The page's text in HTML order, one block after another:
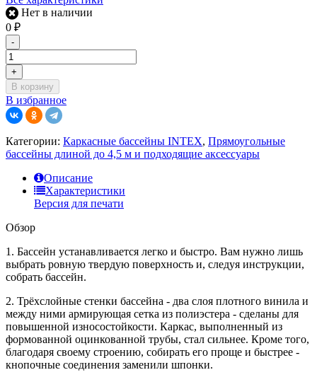
Нет в наличии
0 ₽
-
+
В корзину
В избранное
Категории: Каркасные бассейны INTEX, Прямоугольные
бассейны длиной до 4,5 м и подходящие аксессуары
Описание
Характеристики
Версия для печати
Обзор
1. Бассейн устанавливается легко и быстро. Вам нужно лишь
выбрать ровную твердую поверхность и, следуя инструкции,
собрать бассейн.
2. Трёхслойные стенки бассейна - два слоя плотного винила и
между ними армирующая сетка из полиэстера - сделаны для
повышенной износостойкости. Каркас, выполненный из
формованной оцинкованной трубы, стал сильнее. Кроме того,
благодаря своему строению, собирать его проще и быстрее -
кнопочные соединения заменили шпонки.